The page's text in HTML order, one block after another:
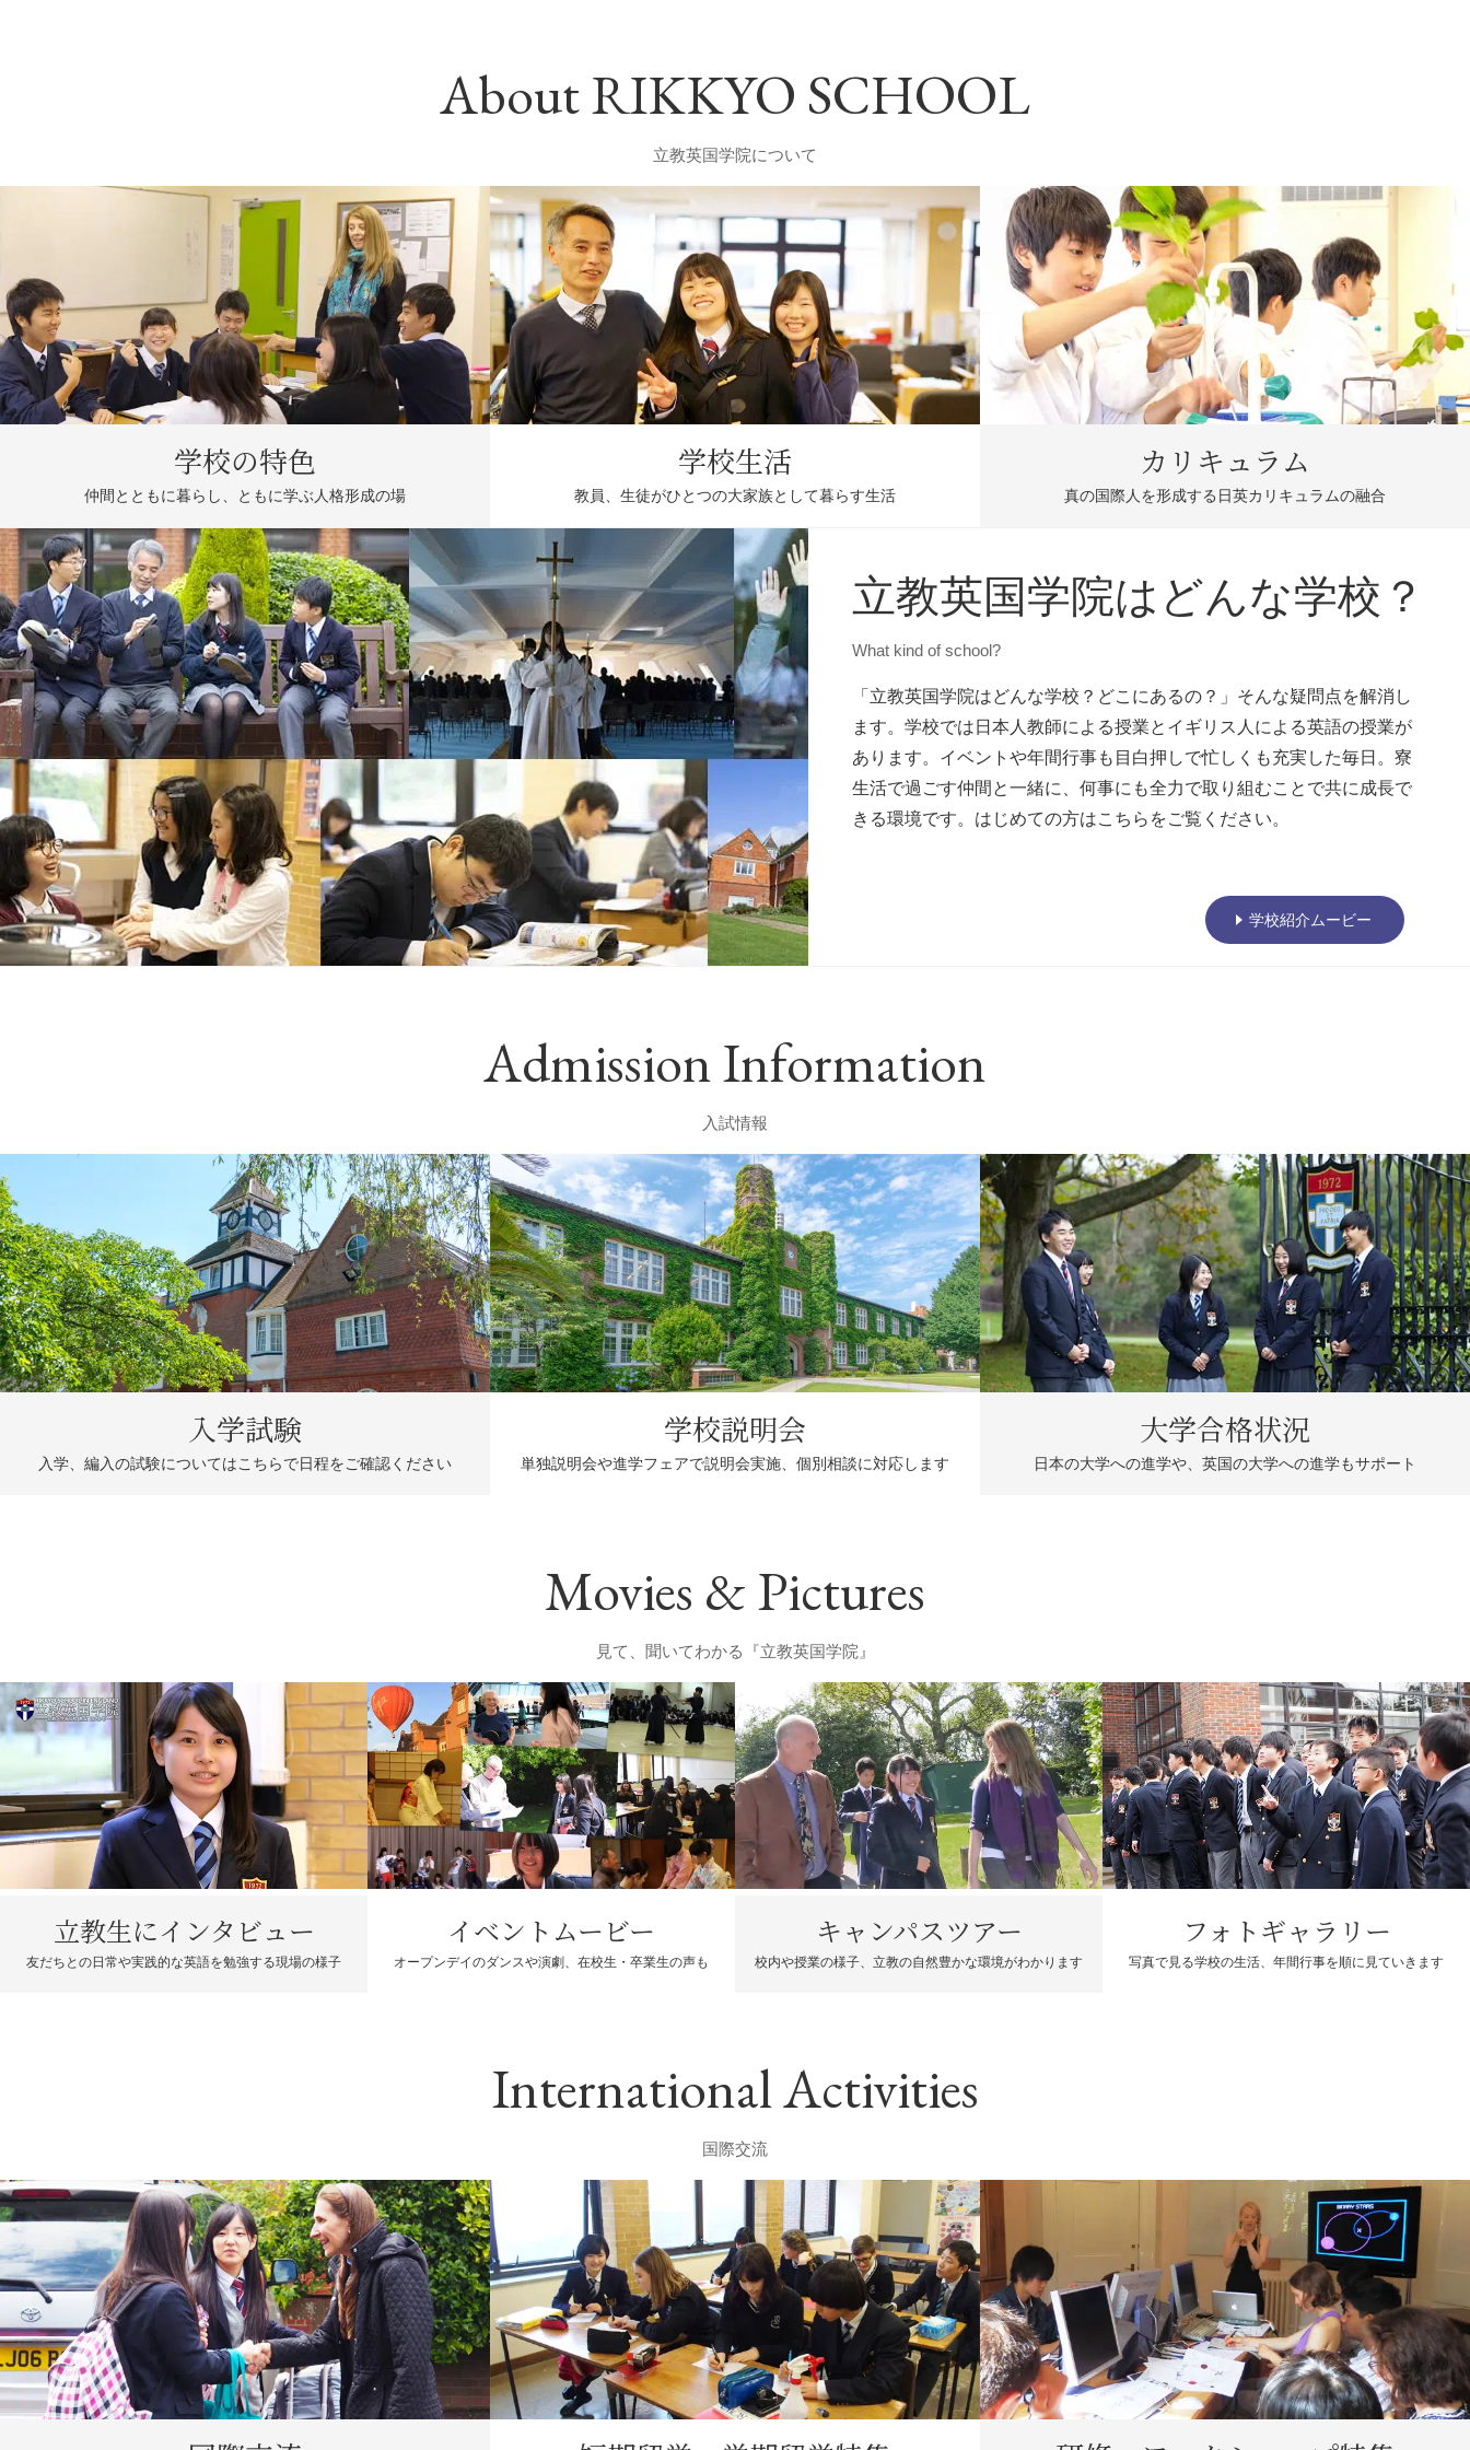
About RIKKYO SCHOOL
立教英国学院について
学校の特色
仲間とともに暮らし、 ともに学ぶ人格形成の場
学校生活
教員、生徒がひとつの大家族として暮らす生活
カリキュラム
真の国際人を形成する 日英カリキュラムの融合
立教英国学院はどんな学校？
What kind of school?
「立教英国学院はどんな学校？どこにあるの？」そんな疑問点を解消し
ます。学校では日本人教師による授業とイギリス人による英語の授業が
あります。イベントや年間行事も目白押しで忙しくも充実した毎日。寮
生活で過ごす仲間と一緒に、何事にも全力で取り組むことで共に成長で
きる環境です。 はじめての方はこちらをご覧ください。
学校紹介ムービー
Admission Information
入試情報
入学試験
入学、編入の試験についてはこちらで日程をご確認ください
学校説明会
単独説明会や進学フェアで説明会実施、個別相談に対応します
大学合格状況
日本の大学への進学や、 英国の大学への進学もサポート
Movies & Pictures
見て、聞いてわかる『立教英国学院』
立教生にインタビュー
友だちとの日常や実践的な英語を勉強する現場の様子
イベントムービー
オープンデイのダンスや演劇、在校生・卒業生の声も
キャンパスツアー
校内や授業の様子、立教の自然豊かな環境がわかります
フォトギャラリー
写真で見る学校の生活、年間行事を順に見ていきます
International Activities
国際交流